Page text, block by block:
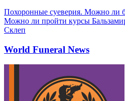
Похоронные суеверия. Можно ли
Можно ли пройти курсы
Склеп
World Funeral News